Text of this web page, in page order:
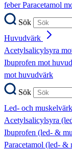
feberParacetamol
Sök
Huvudvärk
Acetylsalicylsyra
Ibuprofen mot
mot huvudvärk
Sök
Led- och muskelvärk
Acetylsalicylsyra
Ibuprofen (led- &
Paracetamol (led- &